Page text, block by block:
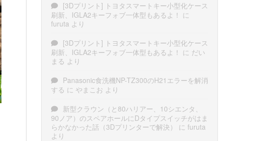
[3Dプリント] トヨタスマートキー小型化ケース
刷新、IGLA2キーフォブ一体型もあるよ！ に
furuta より
[3Dプリント] トヨタスマートキー小型化ケース
刷新、IGLA2キーフォブ一体型もあるよ！ に だい
まる より
Panasonic食洗機NP-TZ300のH21エラーを解消
する に やまこお より
新型クラウン（と80ハリアー、10シエンタ、
90ノア）のスペアホールにDタイプスイッチがはま
らかなかった話（3Dプリンターで解決）
に furuta
より